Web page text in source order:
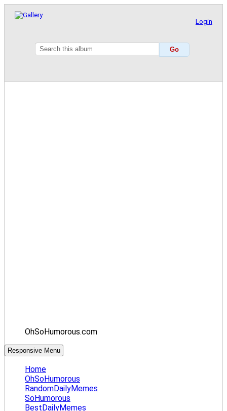
Login
OhSoHumorous.com
Responsive Menu
Home
OhSoHumorous
RandomDailyMemes
SoHumorous
BestDailyMemes